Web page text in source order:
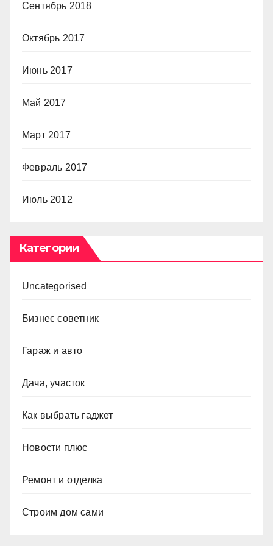
Сентябрь 2018
Октябрь 2017
Июнь 2017
Май 2017
Март 2017
Февраль 2017
Июль 2012
Категории
Uncategorised
Бизнес советник
Гараж и авто
Дача, участок
Как выбрать гаджет
Новости плюс
Ремонт и отделка
Строим дом сами